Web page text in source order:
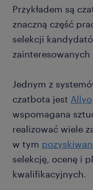
Przykładem są
znaczną część
selekcji
zainteresowanych
Jednym z
czatbota jest Allyo
wspomagana
realizować wiele
w tym
selekcję, ocenę i
kwalifikacyjnych.